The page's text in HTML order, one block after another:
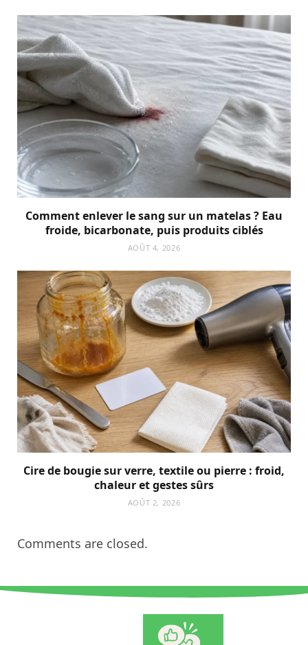
Comment enlever le sang sur un matelas ? Eau
froide, bicarbonate, puis produits ciblés
AOÛT 4, 2026
Cire de bougie sur verre, textile ou pierre : froid,
chaleur et gestes sûrs
AOÛT 2, 2026
Comments are closed.